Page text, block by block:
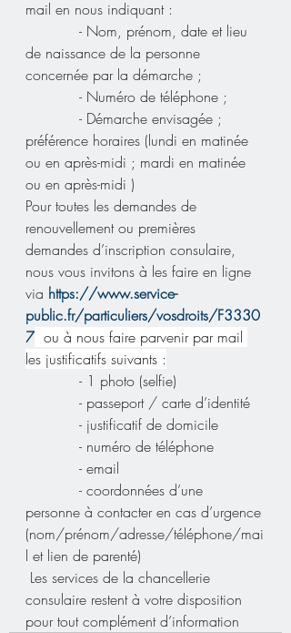
mail en nous indiquant :
- Nom, prénom, date et lieu
de naissance de la personne
concernée par la démarche ;
- Numéro de téléphone ;
- Démarche envisagée ;
préférence horaires (lundi en matinée
ou en après-midi ; mardi en matinée
ou en après-midi )
Pour toutes les demandes de
renouvellement ou premières
demandes d’inscription consulaire,
nous vous invitons à les faire en ligne
via https://www.service-
public.fr/particuliers/vosdroits/F3330
7 ou à nous faire parvenir par mail
les justificatifs suivants :
- 1 photo (selfie)
- passeport / carte d’identité
- justificatif de domicile
- numéro de téléphone
- email
- coordonnées d’une
personne à contacter en cas d’urgence
(nom/prénom/adresse/téléphone/mai
l et lien de parenté)
Les services de la chancellerie
consulaire restent à votre disposition
pour tout complément d’information